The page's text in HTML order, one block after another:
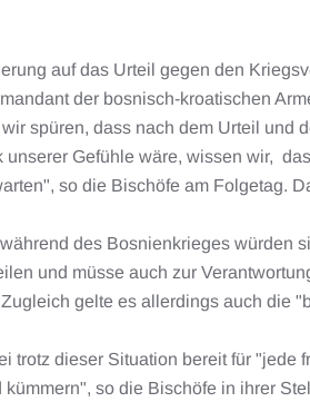
auf das Urteil gegen den
der bosnisch-kroatischen
spüren, dass nach dem Urteil
Gefühle wäre, wissen wir,
so die Bischöfe am Folgetag.
des Bosnienkrieges würden
und müsse auch zur
gelte es allerdings auch die
trotz dieser Situation bereit für
so die Bischöfe in ihrer